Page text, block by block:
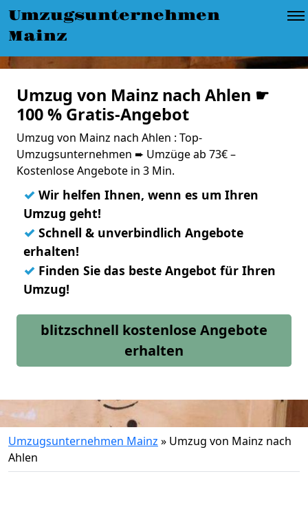
Umzugsunternehmen
Mainz
Umzug von Mainz nach Ahlen ☛
100 % Gratis-Angebot
Umzug von Mainz nach Ahlen : Top-
Umzugsunternehmen ➨ Umzüge ab 73€ –
Kostenlose Angebote in 3 Min.
✓ Wir helfen Ihnen, wenn es um Ihren
Umzug geht!
✓ Schnell & unverbindlich Angebote
erhalten!
✓ Finden Sie das beste Angebot für Ihren
Umzug!
blitzschnell kostenlose Angebote
erhalten
Umzugsunternehmen Mainz » Umzug von Mainz nach
Ahlen